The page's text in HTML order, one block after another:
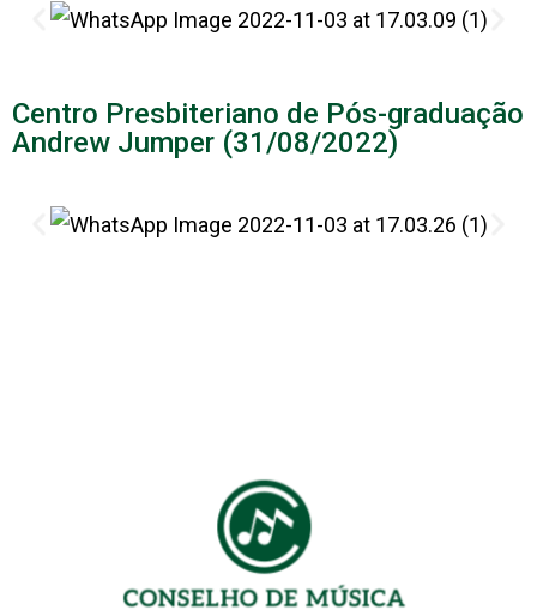
Centro Presbiteriano de Pós-graduação
Andrew Jumper (31/08/2022)